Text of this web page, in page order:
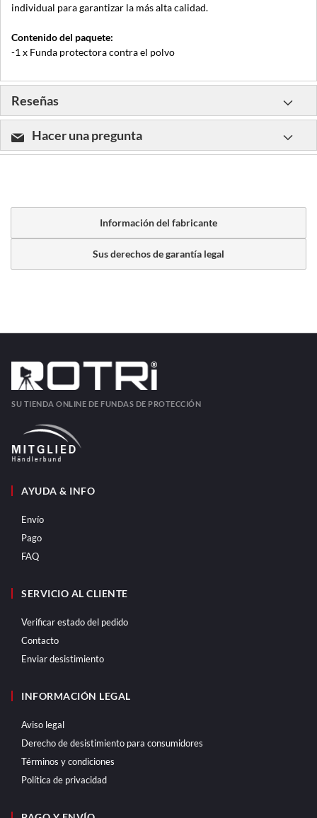
individual para garantizar la más alta calidad.
Contenido del paquete:
-1 x Funda protectora contra el polvo
Reseñas
Hacer una pregunta
Información del fabricante
Sus derechos de garantía legal
SU TIENDA ONLINE DE FUNDAS DE PROTECCIÓN
AYUDA & INFO
Envío
Pago
FAQ
SERVICIO AL CLIENTE
Verificar estado del pedido
Contacto
Enviar desistimiento
INFORMACIÓN LEGAL
Aviso legal
Derecho de desistimiento para consumidores
Términos y condiciones
Política de privacidad